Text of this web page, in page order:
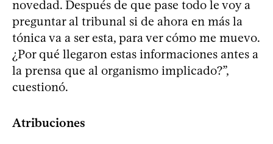
novedad. Después de que pase todo le voy a
preguntar al tribunal si de ahora en más la
tónica va a ser esta, para ver cómo me muevo.
¿Por qué llegaron estas informaciones antes a
la prensa que al organismo implicado?”,
cuestionó.
Atribuciones